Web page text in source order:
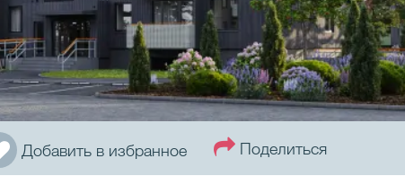
Добавить в избранное Поделиться